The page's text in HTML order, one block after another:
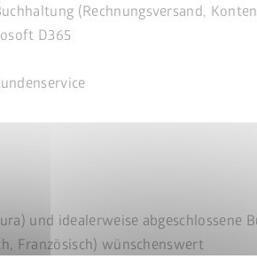
(Rechnungsversand,
D365
und idealerweise
Französisch) wünschenswert
BikeLift